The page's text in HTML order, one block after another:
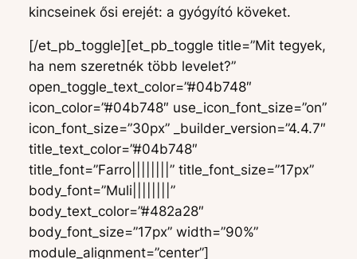
kincseinek ősi erejét: a gyógyító köveket.
[/et_pb_toggle][et_pb_toggle title=”Mit tegyek,
ha nem szeretnék több levelet?”
open_toggle_text_color=”#04b748″
icon_color=”#04b748″ use_icon_font_size=”on”
icon_font_size=”30px” _builder_version=”4.4.7″
title_text_color=”#04b748″
title_font=”Farro||||||||” title_font_size=”17px”
body_font=”Muli||||||||”
body_text_color=”#482a28″
body_font_size=”17px” width=”90%”
module_alignment=”center”]